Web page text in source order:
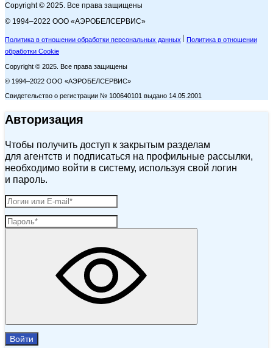
Copyright © 2025. Все права защищены
© 1994–2022 ООО «АЭРОБЕЛСЕРВИС»
Политика в отношении обработки персональных данных
Политика в отношении
обработки Cookie
Copyright © 2025. Все права защищены
© 1994–2022 ООО «АЭРОБЕЛСЕРВИС»
Свидетельство о регистрации № 100640101 выдано 14.05.2001
Авторизация
Чтобы получить доступ к закрытым разделам
для агентств и подписаться на профильные рассылки,
необходимо войти в систему, используя свой логин
и пароль.
Войти